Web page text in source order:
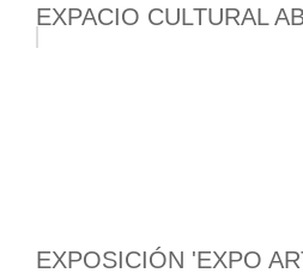
EXPACIO CULTURAL
EXPOSICIÓN 'EXPO